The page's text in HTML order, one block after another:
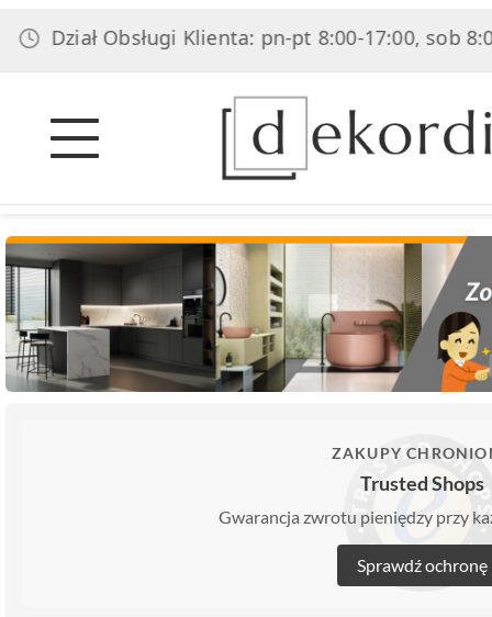
Obsługi Klienta: pn-pt 8:00-17:00, sob 8:00-
ZAKUPY
Trusted Shops
Gwarancja zwrotu pieniędzy przy
Sprawdź ochronę